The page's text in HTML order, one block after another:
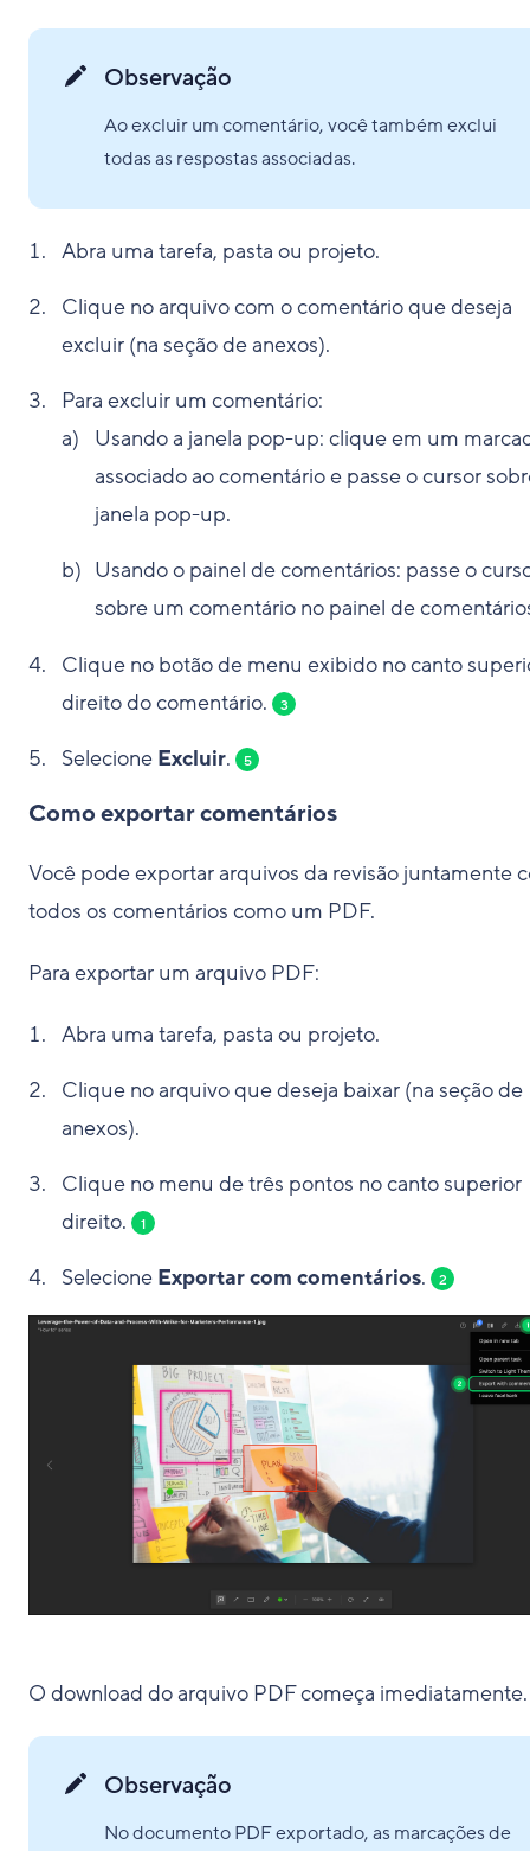
Observação
Ao excluir um comentário, você também exclui
todas as respostas associadas.
Abra uma tarefa, pasta ou projeto.
Clique no arquivo com o comentário que deseja
excluir (na seção de anexos).
Para excluir um comentário:
Usando a janela pop-up: clique em um
associado ao comentário e passe o cursor
janela pop-up.
Usando o painel de comentários: passe o
sobre um comentário no painel de
Clique no botão de menu exibido no canto
direito do comentário.
3
Selecione Excluir. 5
Como exportar comentários
Você pode exportar arquivos da revisão juntamente
todos os comentários como um PDF.
Para exportar um arquivo PDF:
Abra uma tarefa, pasta ou projeto.
Clique no arquivo que deseja baixar (na seção de
anexos).
Clique no menu de três pontos no canto superior
direito.
1
Selecione Exportar com comentários. 2
O download do arquivo PDF começa imediatamente.
Observação
No documento PDF exportado, as marcações de